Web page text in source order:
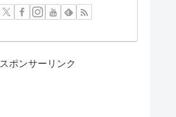
スポンサーリンク